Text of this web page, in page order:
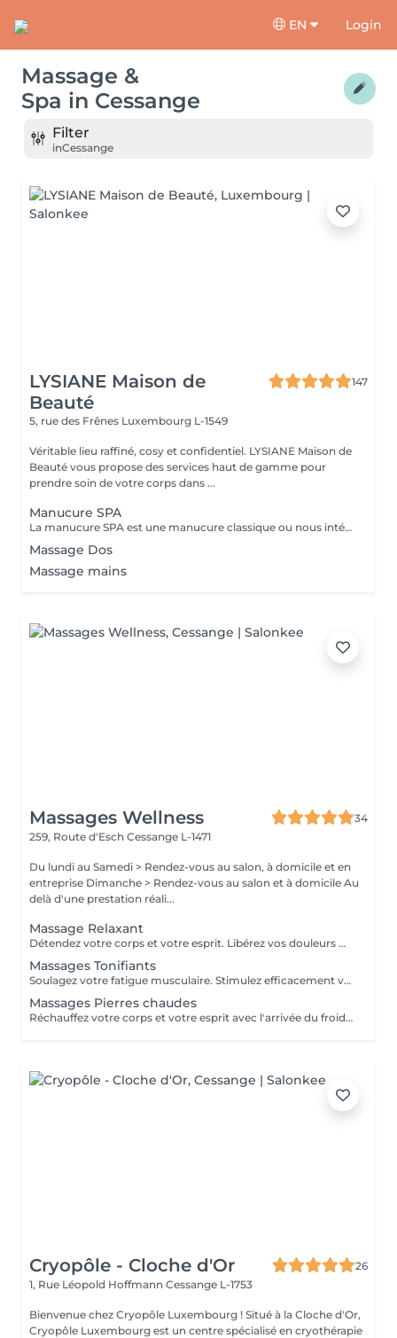
EN Login
Massage &
Spa in Cessange
Filter
inCessange
LYSIANE Maison de
Beauté
147
5, rue des Frênes Luxembourg L-1549
Véritable lieu raffiné, cosy et confidentiel. LYSIANE Maison de
Beauté vous propose des services haut de gamme pour
prendre soin de votre corps dans ...
Manucure SPA
La manucure SPA est une manucure classique ou nous intégrons un gommage afin d'exfolier la peau pour la rendre plus douce avant d'appliquer un masque pour un soin profond. Aucun vernis ne sera appliqué à la fin du traitement.
Massage Dos
Massage mains
Massages Wellness
34
259, Route d'Esch Cessange L-1471
Du lundi au Samedi > Rendez-vous au salon, à domicile et en
entreprise Dimanche > Rendez-vous au salon et à domicile Au
delà d'une prestation réali...
Massage Relaxant
Détendez votre corps et votre esprit. Libérez vos douleurs musculaires liées au stress.Retrouvez votre quiétude et votre sommeil
Massages Tonifiants
Soulagez votre fatigue musculaire. Stimulez efficacement votre système immunitaire. Préparez votre corps à un effort sportif intense.
Massages Pierres chaudes
Réchauffez votre corps et votre esprit avec l'arrivée du froid en période automnale ou hivernale. Détendez vos muscles et libérez vos douleurs.
Cryopôle - Cloche d'Or
26
1, Rue Léopold Hoffmann Cessange L-1753
Bienvenue chez Cryopôle Luxembourg ! Situé à la Cloche d'Or,
Cryopôle Luxembourg est un centre spécialisé en cryothérapie